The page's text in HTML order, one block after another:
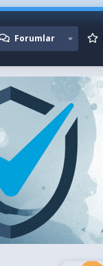
Forumlar